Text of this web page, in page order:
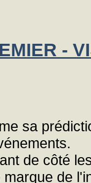
-
sa
de côté
de